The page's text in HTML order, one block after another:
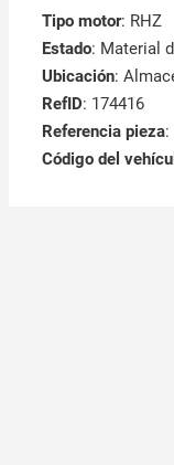
Tipo motor: RHZ
Estado: Material
Ubicación:
RefID: 174416
Referencia pieza:
Código del